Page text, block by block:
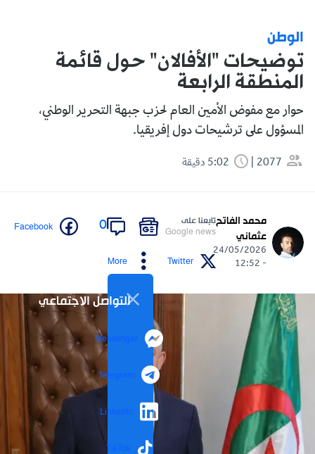
الوطن
توضيحات "الأفالان" حول قائمة
المنطقة الرابعة
حوار مع مفوض الأمين العام لحزب جبهة التحرير الوطني،
المسؤول على ترشيحات دول إفريقيا.
2077
محمد الفاتح
عثماني
24/05/2026
- 12:52
تابعنا على
Google news
0
Facebook
Twitter
More
التواصل الاجتماعي
Messenger
Telegram
LinkedIn
TikTok